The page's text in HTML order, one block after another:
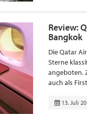
Review:
Bangkok
Die Qatar
Sterne
angeboten.
auch als
13. Juli